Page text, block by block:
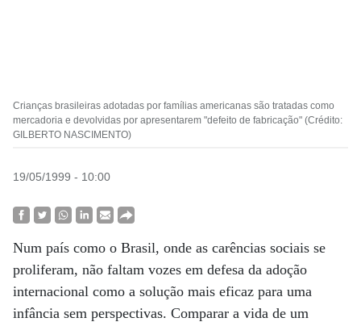
Crianças brasileiras adotadas por famílias americanas são tratadas como
mercadoria e devolvidas por apresentarem "defeito de fabricação" (Crédito:
GILBERTO NASCIMENTO)
19/05/1999 - 10:00
Num país como o Brasil, onde as carências sociais se
proliferam, não faltam vozes em defesa da adoção
internacional como a solução mais eficaz para uma
infância sem perspectivas. Comparar a vida de um